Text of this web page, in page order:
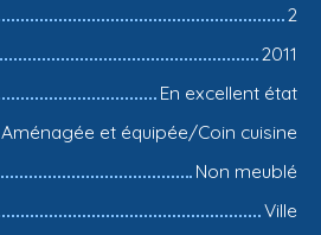
2
2011
En excellent état
Aménagée et équipée/Coin cuisine
Non meublé
Ville